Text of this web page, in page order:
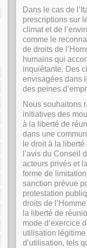
Dans le cas de
prescriptions sur
climat et de
comme le
de droits de
humains qui
inquiétante. Des
envisagées dans
des peines
Nous souhaitons
initiatives des
à la liberté de
dans une
le droit à la
l’avis du Conseil
acteurs privés et
forme de
sanction prévue
protestation
droits de
la liberté de
mode d’exercice
utilisation légitime
d’utilisation, tels